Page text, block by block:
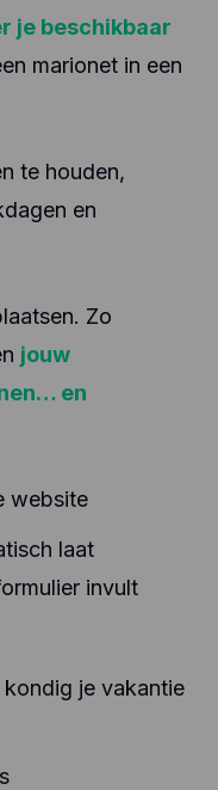
je beschikbaar
marionet in een
te houden,
en
Zo
jouw
en
website
laat
invult
je vakantie